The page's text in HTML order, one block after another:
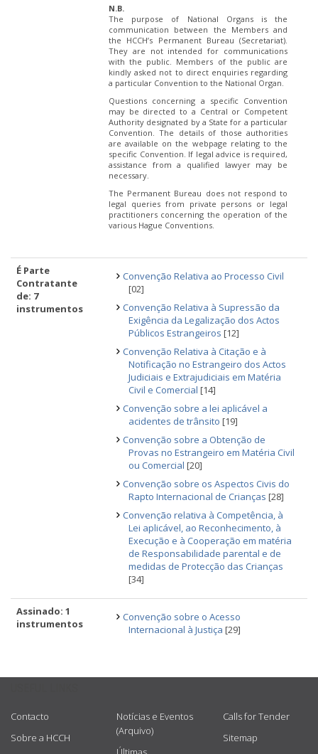
N.B.
The purpose of National Organs is the
communication between the Members and
the HCCH’s Permanent Bureau (Secretariat).
They are not intended for communications
with the public. Members of the public are
kindly asked not to direct enquiries regarding
a particular Convention to the National Organ.
Questions concerning a specific Convention
may be directed to a Central or Competent
Authority designated by a State for a particular
Convention. The details of those authorities
are available on the webpage relating to the
specific Convention. If legal advice is required,
assistance from a qualified lawyer may be
necessary.
The Permanent Bureau does not respond to
legal queries from private persons or legal
practitioners concerning the operation of the
various Hague Conventions.
É Parte
Contratante
de: 7
instrumentos
Convenção Relativa ao Processo Civil
[02]
Convenção Relativa à Supressão da
Exigência da Legalização dos Actos
Públicos Estrangeiros [12]
Convenção Relativa à Citação e à
Notificação no Estrangeiro dos Actos
Judiciais e Extrajudiciais em Matéria
Civil e Comercial [14]
Convenção sobre a lei aplicável a
acidentes de trânsito [19]
Convenção sobre a Obtenção de
Provas no Estrangeiro em Matéria Civil
ou Comercial [20]
Convenção sobre os Aspectos Civis do
Rapto Internacional de Crianças [28]
Convenção relativa à Competência, à
Lei aplicável, ao Reconhecimento, à
Execução e à Cooperação em matéria
de Responsabilidade parental e de
medidas de Protecção das Crianças
[34]
Assinado: 1
instrumentos
Convenção sobre o Acesso
Internacional à Justiça [29]
Contacto
Sobre a HCCH
Notícias e Eventos
(Arquivo)
Calls for Tender
Sitemap